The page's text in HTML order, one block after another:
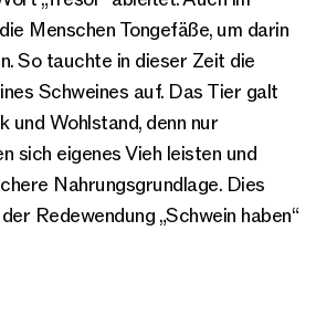
Menschen Tongefäße, um darin
So tauchte in dieser Zeit die
Schweines auf. Das Tier galt
und Wohlstand, denn nur
sich eigenes Vieh leisten und
Nahrungsgrundlage. Dies
Redewendung „Schwein haben“